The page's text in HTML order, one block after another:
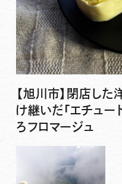
【旭川市】閉店し
け継いだ「エチュー
ろフロマージュ